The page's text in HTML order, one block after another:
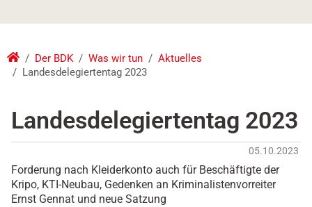
Der BDK Was wir tun
Aktuelles
Landesdelegiertentag 2023
Landesdelegiertentag 2023
05.10.2023
Forderung nach Kleiderkonto auch für Beschäftigte der
Kripo, KTI-Neubau, Gedenken an Kriminalistenvorreiter
Ernst Gennat und neue Satzung